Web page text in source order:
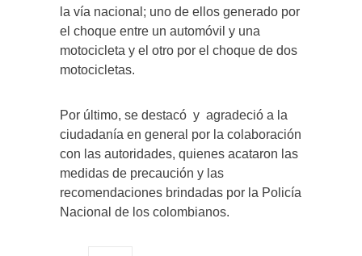
la vía nacional; uno de ellos generado por
el choque entre un automóvil y una
motocicleta y el otro por el choque de dos
motocicletas.
Por último, se destacó y agradeció a la
ciudadanía en general por la colaboración
con las autoridades, quienes acataron las
medidas de precaución y las
recomendaciones brindadas por la Policía
Nacional de los colombianos.